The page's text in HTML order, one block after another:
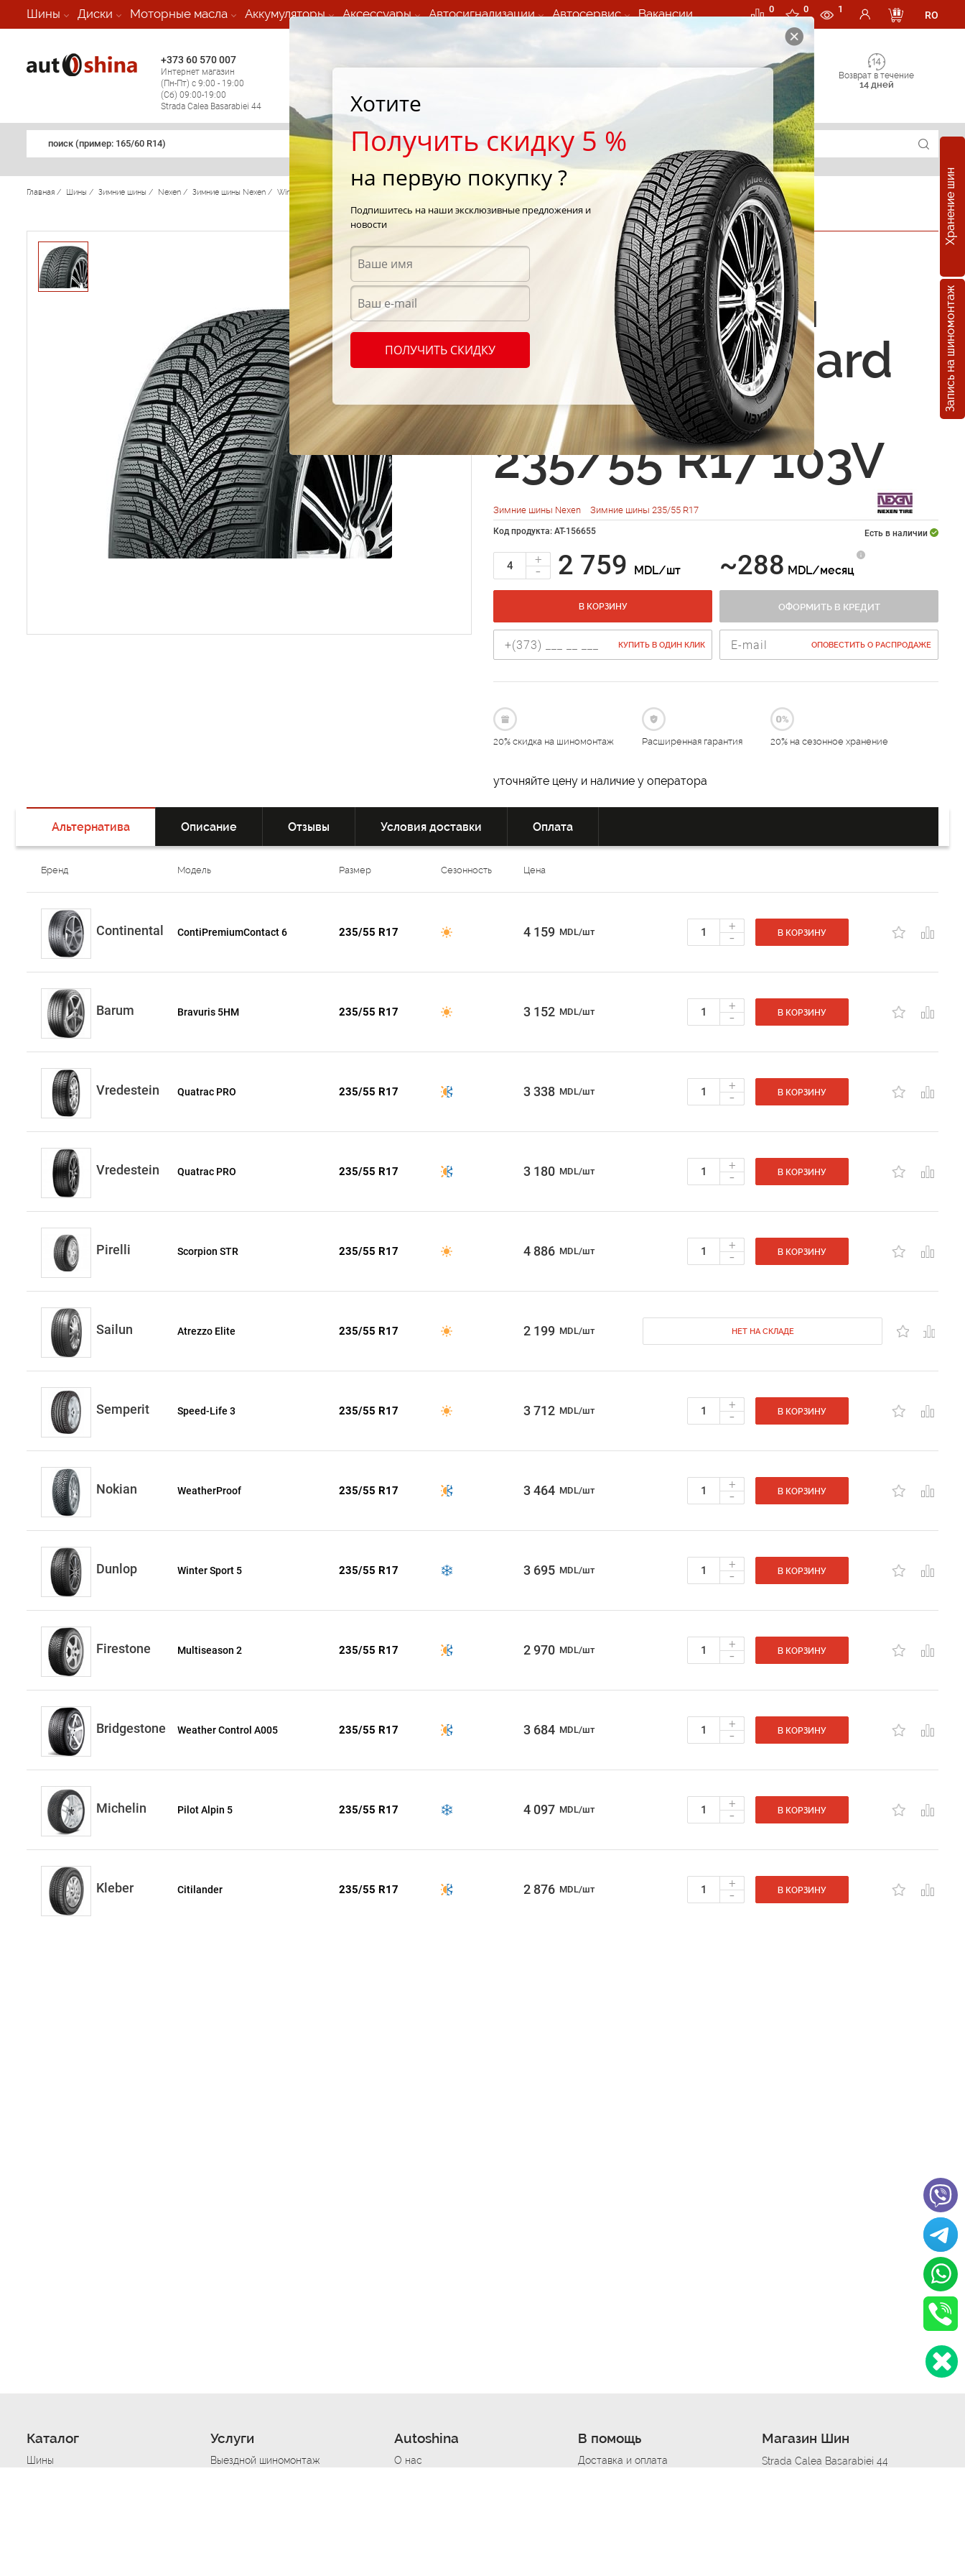
Шины Диски Моторные масла Аккумуляторы Аксессуары Автосигнализации Автосервис Вакансии 0 0 1
RO
+373 60 570 007
Интернет магазин
(Пн-Пт) с 9:00 - 19:00
(Сб) 09:00-19:00
Strada Calea Basarabiei 44
Мобильный шиномонтаж 24/7
Возврат в течение
14 дней
поиск (примеp: 165/60 R14)
Хранение шин
Запись на шиномонтаж
Главная / Шины / Зимние шины / Nexen / Зимние шины Nexen / Winguard Sport 2 Nexen Winguard Sport 2 WU7 235/55 R17 103V
ОФИЦИАЛЬНЫЙ ДИЛЕР
Зимние шины
Nexen Winguard
Sport 2 WU7
235/55 R17 103V
Зимние шины Nexen Зимние шины 235/55 R17
Код продукта: AT-156655 Есть в наличии
+
- 2 759 MDL/шт ~288 MDL/месяц
В КОРЗИНУ ОФОРМИТЬ В КРЕДИТ
КУПИТЬ В ОДИН КЛИК ОПОВЕСТИТЬ О РАСПРОДАЖЕ
20% скидка на шиномонтаж Расширенная гарантия 20% на сезонное хранение
уточняйте цену и наличие у оператора
Альтернатива Описание Отзывы Условия доставки Оплата
Бренд Модель Размер Сезонность Цена
Continental ContiPremiumContact 6 235/55 R17 4 159 MDL/шт +
- В КОРЗИНУ
Barum Bravuris 5HM 235/55 R17 3 152 MDL/шт +
- В КОРЗИНУ
Vredestein Quatrac PRO 235/55 R17 3 338 MDL/шт +
- В КОРЗИНУ
Vredestein Quatrac PRO 235/55 R17 3 180 MDL/шт +
- В КОРЗИНУ
Pirelli Scorpion STR 235/55 R17 4 886 MDL/шт +
- В КОРЗИНУ
Sailun Atrezzo Elite 235/55 R17 2 199 MDL/шт НЕТ НА СКЛАДЕ
Semperit Speed-Life 3 235/55 R17 3 712 MDL/шт +
- В КОРЗИНУ
Nokian WeatherProof 235/55 R17 3 464 MDL/шт +
- В КОРЗИНУ
Dunlop Winter Sport 5 235/55 R17 3 695 MDL/шт +
- В КОРЗИНУ
Firestone Multiseason 2 235/55 R17 2 970 MDL/шт +
- В КОРЗИНУ
Bridgestone Weather Control A005 235/55 R17 3 684 MDL/шт +
- В КОРЗИНУ
Michelin Pilot Alpin 5 235/55 R17 4 097 MDL/шт +
- В КОРЗИНУ
Kleber Citilander 235/55 R17 2 876 MDL/шт +
- В КОРЗИНУ
Каталог
Шины
Услуги
Выездной шиномонтаж
Autoshina
О нас
В помощь
Доставка и оплата
Магазин Шин
Strada Calea Basarabiei 44
Хотите
Получить скидку 5 %
на первую покупку ?
Подпишитесь на наши эксклюзивные предложения и
новости
ПОЛУЧИТЬ СКИДКУ